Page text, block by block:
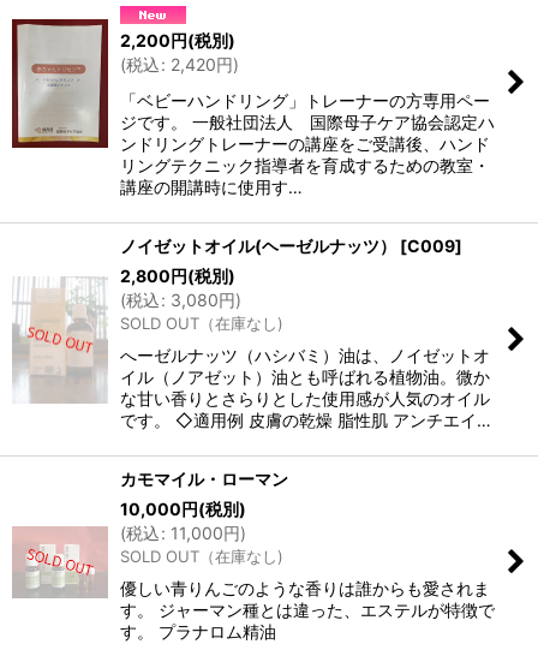
2,200円(税別)
(税込: 2,420円)
「ベビーハンドリング」トレーナーの方専用ペー
ジです。 一般社団法人 国際母子ケア協会認定ハ
ンドリングトレーナーの講座をご受講後、ハンド
リングテクニック指導者を育成するための教室・
講座の開講時に使用す…
ノイゼットオイル(ヘーゼルナッツ） [C009]
2,800円(税別)
(税込: 3,080円)
SOLD OUT（在庫なし)
へーゼルナッツ（ハシバミ）油は、ノイゼットオ
イル（ノアゼット）油とも呼ばれる植物油。微か
な甘い香りとさらりとした使用感が人気のオイル
です。 ◇適用例 皮膚の乾燥 脂性肌 アンチエイ…
カモマイル・ローマン
10,000円(税別)
(税込: 11,000円)
SOLD OUT（在庫なし)
優しい青りんごのような香りは誰からも愛されま
す。 ジャーマン種とは違った、エステルが特徴で
す。 プラナロム精油